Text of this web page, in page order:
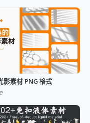
影素材 PNG 格式